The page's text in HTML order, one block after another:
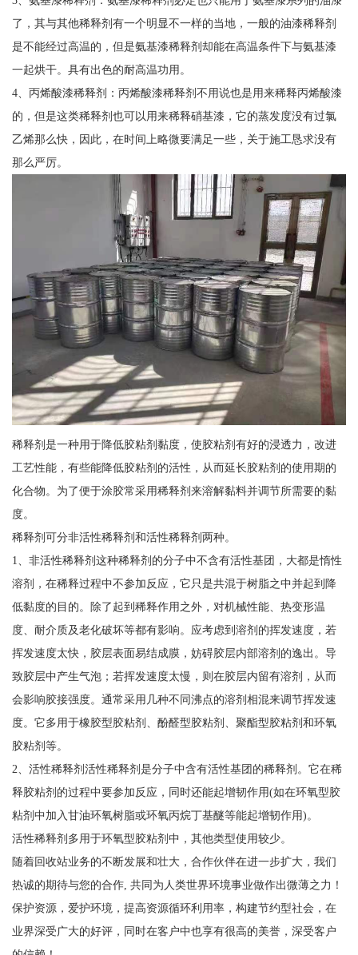
了，其与其他稀释剂有一个明显不一样的当地，一般的油漆稀释剂
是不能经过高温的，但是氨基漆稀释剂却能在高温条件下与氨基漆
一起烘干。具有出色的耐高温功用。
4、丙烯酸漆稀释剂：丙烯酸漆稀释剂不用说也是用来稀释丙烯酸漆
的，但是这类稀释剂也可以用来稀释硝基漆，它的蒸发度没有过氯
乙烯那么快，因此，在时间上略微要满足一些，关于施工恳求没有
那么严厉。
稀释剂是一种用于降低胶粘剂黏度，使胶粘剂有好的浸透力，改进
工艺性能，有些能降低胶粘剂的活性，从而延长胶粘剂的使用期的
化合物。为了便于涂胶常采用稀释剂来溶解黏料并调节所需要的黏
度。
稀释剂可分非活性稀释剂和活性稀释剂两种。
1、非活性稀释剂这种稀释剂的分子中不含有活性基团，大都是惰性
溶剂，在稀释过程中不参加反应，它只是共混于树脂之中并起到降
低黏度的目的。除了起到稀释作用之外，对机械性能、热变形温
度、耐介质及老化破坏等都有影响。应考虑到溶剂的挥发速度，若
挥发速度太快，胶层表面易结成膜，妨碍胶层内部溶剂的逸出。导
致胶层中产生气泡；若挥发速度太慢，则在胶层内留有溶剂，从而
会影响胶接强度。通常采用几种不同沸点的溶剂相混来调节挥发速
度。它多用于橡胶型胶粘剂、酚醛型胶粘剂、聚酯型胶粘剂和环氧
胶粘剂等。
2、活性稀释剂活性稀释剂是分子中含有活性基团的稀释剂。它在稀
释胶粘剂的过程中要参加反应，同时还能起增韧作用(如在环氧型胶
粘剂中加入甘油环氧树脂或环氧丙烷丁基醚等能起增韧作用)。
活性稀释剂多用于环氧型胶粘剂中，其他类型使用较少。
随着回收站业务的不断发展和壮大，合作伙伴在进一步扩大，我们
热诚的期待与您的合作, 共同为人类世界环境事业做作出微薄之力！
保护资源，爱护环境，提高资源循环利用率，构建节约型社会，在
业界深受广大的好评，同时在客户中也享有很高的美誉，深受客户